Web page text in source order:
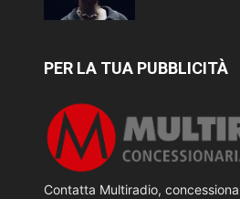
PER LA TUA PUBBLICITÀ
Contatta Multiradio,